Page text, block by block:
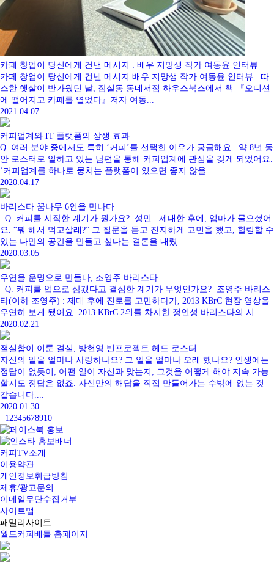
카페 창업이 당신에게 건낸 메시지 : 배우 지망생 작가 여동윤 인터뷰
카페 창업이 당신에게 건낸 메시지 배우 지망생 작가 여동윤 인터뷰 따
스한 햇살이 반가웠던 날, 잠실동 동네서점 하우스북스에서 책 『오디션
에 떨어지고 카페를 열었다』저자 여동...
2021.04.07
커피업계와 IT 플랫폼의 상생 효과
Q. 여러 분야 중에서도 특히 ‘커피’를 선택한 이유가 궁금해요. 약 8년 동
안 로스터로 일하고 있는 남편을 통해 커피업계에 관심을 갖게 되었어요.
‘커피업계를 하나로 뭉치는 플랫폼이 있으면 좋지 않을...
2020.04.17
바리스타 꿈나무 6인을 만나다
Q. 커피를 시작한 계기가 뭔가요? 성민 : 제대한 후에, 엄마가 물으셨어
요. “뭐 해서 먹고살래?” 그 질문을 듣고 진지하게 고민을 했고, 힐링할 수
있는 나만의 공간을 만들고 싶다는 결론을 내렸...
2020.03.05
우연을 운명으로 만들다, 조영주 바리스타
Q. 커피를 업으로 삼겠다고 결심한 계기가 무엇인가요? 조영주 바리스
타(이하 조영주) : 제대 후에 진로를 고민하다가, 2013 KBrC 현장 영상을
우연히 보게 됐어요. 2013 KBrC 2위를 차지한 정인성 바리스타의 시...
2020.02.21
절실함이 이룬 결실, 방현영 빈프로젝트 헤드 로스터
자신의 일을 얼마나 사랑하나요? 그 일을 얼마나 오래 했나요? 인생에는
정답이 없듯이, 어떤 일이 자신과 맞는지, 그것을 어떻게 해야 지속 가능
할지도 정답은 없죠. 자신만의 해답을 직접 만들어가는 수밖에 없는 것
같습니다....
2020.01.30
1 2345678910
커피TV소개
이용약관
개인정보취급방침
제휴/광고문의
이메일무단수집거부
사이트맵
패밀리사이트
월드커피배틀 홈페이지